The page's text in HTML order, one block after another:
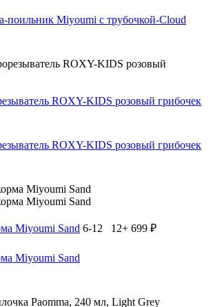
поильник Мiyoumi с трубочкой-Cloud
ROXY-KIDS розовый грибочек
ROXY-KIDS розовый грибочек
Мiyoumi Sand 6-12 12+ 699 ₽
Мiyoumi Sand